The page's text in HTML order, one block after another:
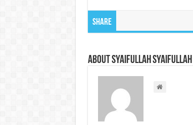
Share
About Syaifullah Syaifullah